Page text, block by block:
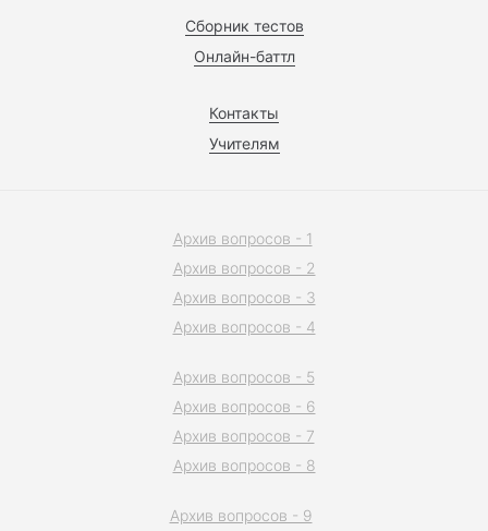
Сборник тестов
Онлайн-баттл
Контакты
Учителям
Архив вопросов - 1
Архив вопросов - 2
Архив вопросов - 3
Архив вопросов - 4
Архив вопросов - 5
Архив вопросов - 6
Архив вопросов - 7
Архив вопросов - 8
Архив вопросов - 9